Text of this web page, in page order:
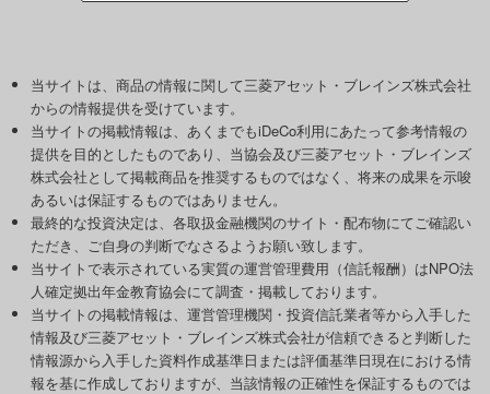
当サイトは、商品の情報に関して三菱アセット・ブレインズ株式会社
からの情報提供を受けています。
当サイトの掲載情報は、あくまでもiDeCo利用にあたって参考情報の
提供を目的としたものであり、当協会及び三菱アセット・ブレインズ
株式会社として掲載商品を推奨するものではなく、将来の成果を示唆
あるいは保証するものではありません。
最終的な投資決定は、各取扱金融機関のサイト・配布物にてご確認い
ただき、ご自身の判断でなさるようお願い致します。
当サイトで表示されている実質の運営管理費用（信託報酬）はNPO法
人確定拠出年金教育協会にて調査・掲載しております。
当サイトの掲載情報は、運営管理機関・投資信託業者等から入手した
情報及び三菱アセット・ブレインズ株式会社が信頼できると判断した
情報源から入手した資料作成基準日または評価基準日現在における情
報を基に作成しておりますが、当該情報の正確性を保証するものでは